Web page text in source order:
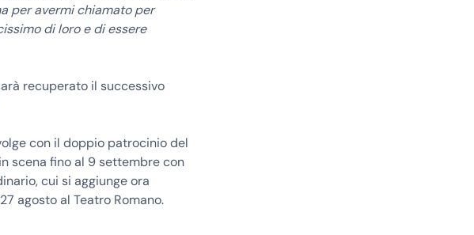
per avermi chiamato per
di loro e di essere
recuperato il successivo
con il doppio patrocinio del
scena fino al 9 settembre con
cui si aggiunge ora
agosto al Teatro Romano.